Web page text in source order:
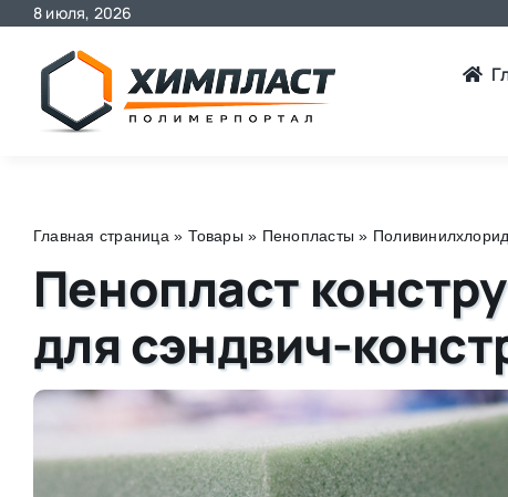
Skip
content
8 июля, 2026
Главная страница » Товары » Пенопласты »
Пенопласт
для сэндвич-